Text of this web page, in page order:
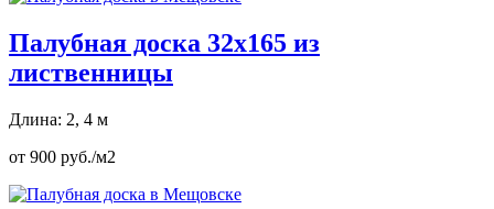
Палубная доска 32х165 из
лиственницы
Длина: 2, 4 м
от 900 руб./м2